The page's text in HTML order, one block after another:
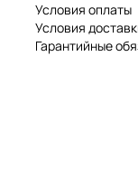
Условия оплаты
Условия
Гарантийные